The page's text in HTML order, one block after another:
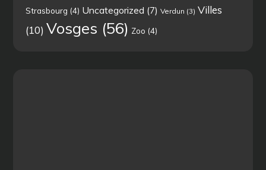
Strasbourg (4) Uncategorized (7) Verdun (3) Villes
(10) Vosges (56) Zoo (4)